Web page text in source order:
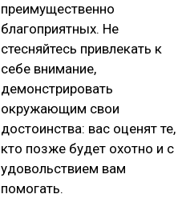
преимущественно
благоприятных. Не
стесняйтесь привлекать к
себе внимание,
демонстрировать
окружающим свои
достоинства: вас оценят те,
кто позже будет охотно и с
удовольствием вам
помогать.